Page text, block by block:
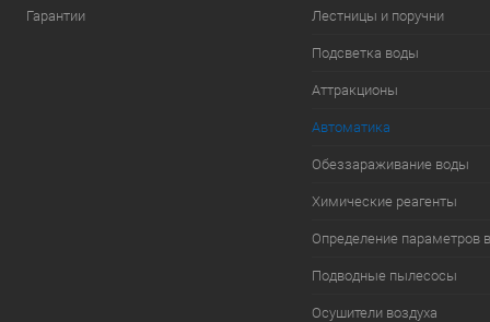
Гарантии Лестницы и поручни
Подсветка воды
Аттракционы
Автоматика
Обеззараживание воды
Химические реагенты
Определение параметров
Подводные пылесосы
Осушители воздуха